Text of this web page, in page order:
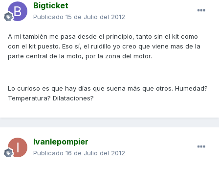
Bigticket
Publicado 15 de Julio del 2012
A mi también me pasa desde el principio, tanto sin el kit como
con el kit puesto. Eso sí, el ruidillo yo creo que viene mas de la
parte central de la moto, por la zona del motor.
Lo curioso es que hay días que suena más que otros. Humedad?
Temperatura? Dilataciones?
Ivanlepompier
Publicado 16 de Julio del 2012